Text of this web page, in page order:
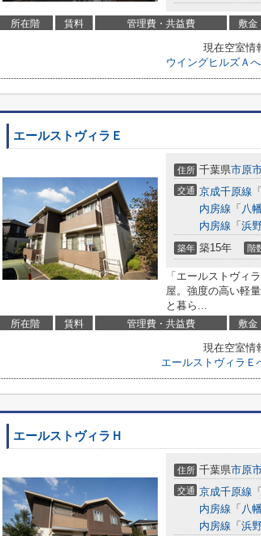
所在階 賃料 管理費・共益費 敷金
現在空室情
ウイングヒルズＡ
エールストヴィラＥ
住所 千葉県市原
交通 京成千原線 「
内房線 「 八
内房線 「 浜
築年 築15年 階
「エールストヴィ
屋。強度の高い軽
と暮ら...
所在階 賃料 管理費・共益費 敷金
現在空室情
エールストヴィラＥ
エールストヴィラＨ
住所 千葉県市原
交通 京成千原線 「
内房線 「 八
内房線 「 浜